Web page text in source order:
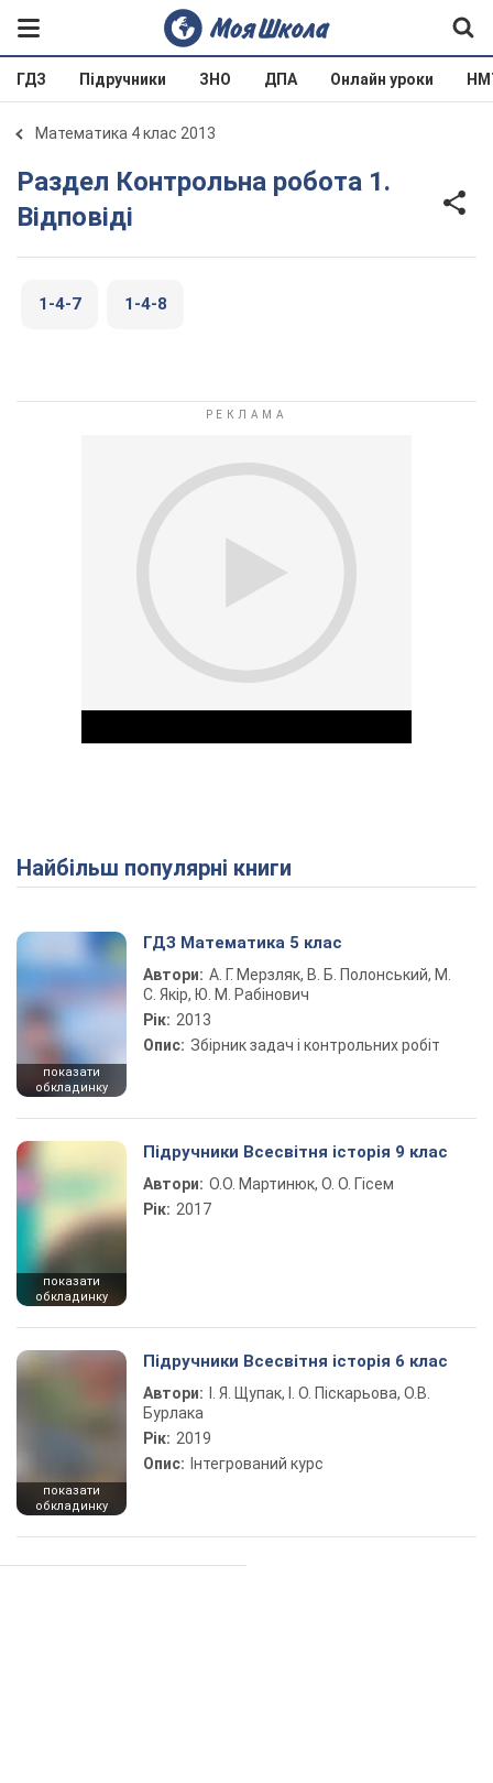
ГДЗ Підручники ЗНО ДПА Онлайн уроки
Математика 4 клас 2013
Раздел Контрольна робота 1.
Відповіді
1-4-7 1-4-8
Play Video
Найбільш популярні книги
показати
обкладинку
ГДЗ Математика 5 клас
Автори: А. Г. Мерзляк, В. Б. Полонський, М.
С. Якір, Ю. М. Рабінович
Рік: 2013
Опис: Збірник задач і контрольних робіт
показати
обкладинку
Підручники Всесвітня історія 9 клас
Автори: О.О. Мартинюк, О. О. Гісем
Рік: 2017
показати
обкладинку
Підручники Всесвітня історія 6 клас
Автори:
І. Я. Щупак, І. О. Піскарьова, О.В.
Бурлака
Рік: 2019
Опис: Інтегрований курс